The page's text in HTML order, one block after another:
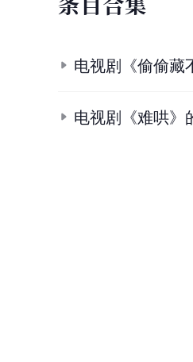
电视剧《偷偷藏
电视剧《难哄》